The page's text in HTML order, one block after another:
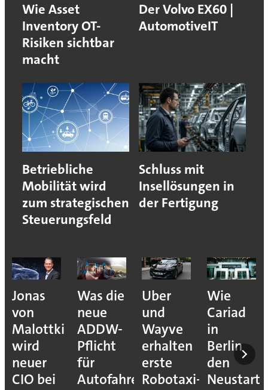
Wie Asset
Inventory OT-
Risiken sichtbar
macht
Der Volvo EX60 |
AutomotiveIT
Betriebliche
Mobilität wird
zum strategischen
Steuerungsfeld
Schluss mit
Insellösungen in
der Fertigung
Jonas
von
Malottki
wird
neuer
CIO bei
Was die
neue
ADDW-
Pflicht
für
Autofahrer
Uber
und
Wayve
erhalten
erste
Robotaxi-
Wie
Cariad
in
Berlin
den
Neustart